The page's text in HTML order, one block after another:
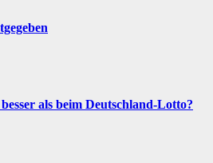
als beim Deutschland-Lotto?